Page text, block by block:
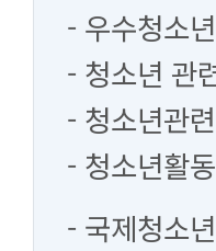
- 우수청소
- 청소년 관
- 청소년관
- 청소년활
- 국제청소